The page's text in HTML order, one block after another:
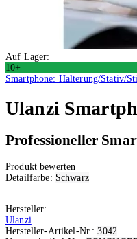
Auf Lager:
10+
Smartphone: Halterung/Stativ/
Ulanzi
Professioneller
Produkt bewerten
Detailfarbe: Schwarz
Hersteller:
Ulanzi
Hersteller-Artikel-Nr.:3042